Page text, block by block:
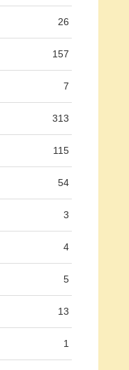
26
157
7
313
115
54
3
4
5
13
1